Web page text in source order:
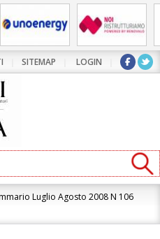
SITEMAP LOGIN
Luglio Agosto 2008 N 106